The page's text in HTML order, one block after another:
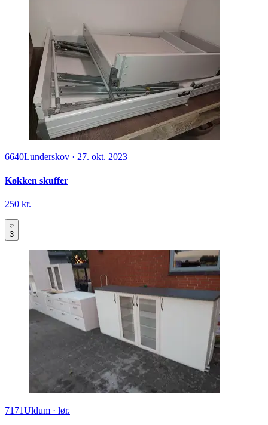
6640Lunderskov · 27. okt. 2023
Køkken skuffer
250 kr.
3
7171Uldum · lør.